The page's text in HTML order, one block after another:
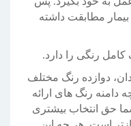
بیمار مطابقت داشته
رنگی را دارد.
دوازده رنگ مختلف
دامنه رنگ های ارائه
حق انتخاب بیشتری